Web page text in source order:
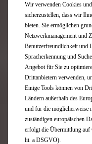
48 x mtl.
km/Jahr. Die
Leasingrate
anbietenden
zum 30.09.26. Mehr-
2.500 km) sowie
nach Vertragsende
Wunschausstattung
Bestandteil des
¹ Die Werte eines
effizienten
Wir verwenden Cookies
sicherzustellen, dass wir
bieten. Sie ermöglichen
Netzwerkmanagement und
Benutzerfreundlichkeit und
Spracherkennung und
Angebot für Sie zu
Drittanbietern verwenden,
Einige Tools können von
Ländern außerhalb des
und für die möglicherweise
zuständigen europäischen
erfolgt die Übermittlung
lit. a DSGVO).